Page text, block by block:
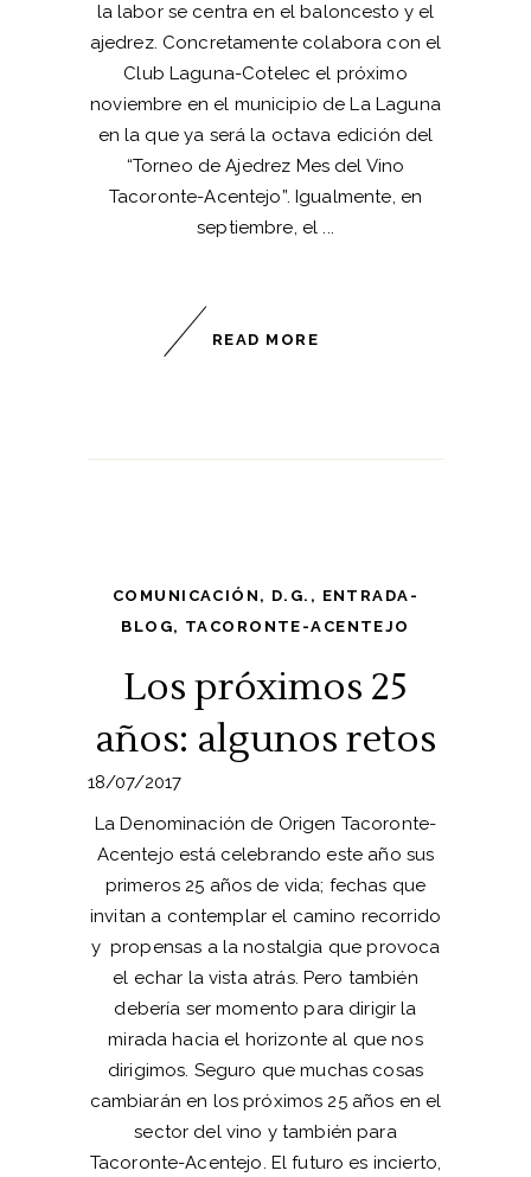
la labor se centra en el baloncesto y el
ajedrez. Concretamente colabora con el
Club Laguna-Cotelec el próximo
noviembre en el municipio de La Laguna
en la que ya será la octava edición del
“Torneo de Ajedrez Mes del Vino
Tacoronte-Acentejo”. Igualmente, en
septiembre, el
READ MORE
COMUNICACIÓN , D.G. , ENTRADA-
BLOG, TACORONTE-ACENTEJO
Los próximos 25
años: algunos retos
18/07/2017
La Denominación de Origen Tacoronte-
Acentejo está celebrando este año sus
primeros 25 años de vida; fechas que
invitan a contemplar el camino recorrido
y propensas a la nostalgia que provoca
el echar la vista atrás. Pero también
debería ser momento para dirigir la
mirada hacia el horizonte al que nos
dirigimos. Seguro que muchas cosas
cambiarán en los próximos 25 años en el
sector del vino y también para
Tacoronte-Acentejo. El futuro es incierto,